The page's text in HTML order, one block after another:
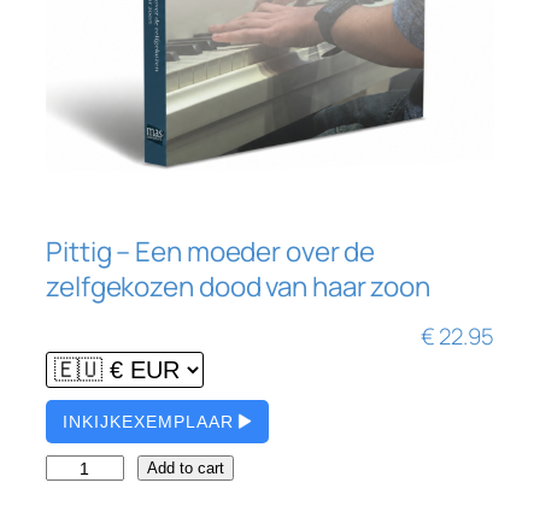
Pittig – Een moeder over de
zelfgekozen dood van haar zoon
€22.95
INKIJKEXEMPLAAR
Add to cart